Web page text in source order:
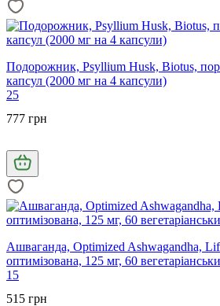
Подорожник, Psyllium Husk, Biotus,
капсул (2000 мг на 4 капсули)
25
777 грн
Ашваганда, Optimized Ashwagandha,
оптимізована, 125 мг, 60
15
515 грн